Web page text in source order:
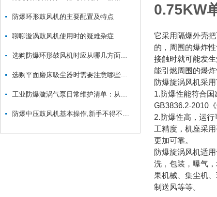
防爆环形鼓风机的主要配置及特点
聊聊漩涡鼓风机使用时的疑难杂症
0.75KW
它采用隔爆外壳
的，周围的爆炸
接触时就可能发
能引燃周围的爆
防爆旋涡风机采
1.防爆性能符合
GB3836.2-2010
2.防爆性高，运
工精度，机座采
更加可靠。
防爆旋涡风机适
洗，包装，曝气
果机械、集尘机
制送风等等。